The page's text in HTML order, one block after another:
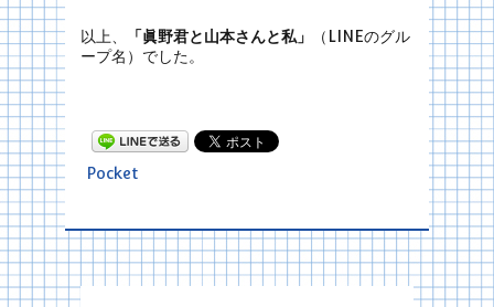
以上、 「眞野君と山本さんと私」
（LINEのグル
ープ名）でした。
Pocket